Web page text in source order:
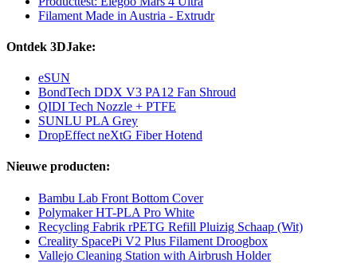
Filament Made in Austria - Extrudr
Ontdek 3DJake:
eSUN
BondTech DDX V3 PA12 Fan Shroud
QIDI Tech Nozzle + PTFE
SUNLU PLA Grey
DropEffect neXtG Fiber Hotend
Nieuwe producten:
Bambu Lab Front Bottom Cover
Polymaker HT-PLA Pro White
Recycling Fabrik rPETG Refill Pluizig Schaap (Wit)
Creality SpacePi V2 Plus Filament Droogbox
Vallejo Cleaning Station with Airbrush Holder